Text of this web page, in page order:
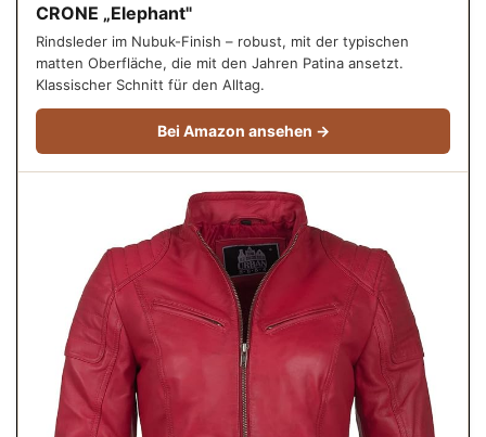
CRONE „Elephant"
Rindsleder im Nubuk-Finish – robust, mit der typischen
matten Oberfläche, die mit den Jahren Patina ansetzt.
Klassischer Schnitt für den Alltag.
Bei Amazon ansehen →